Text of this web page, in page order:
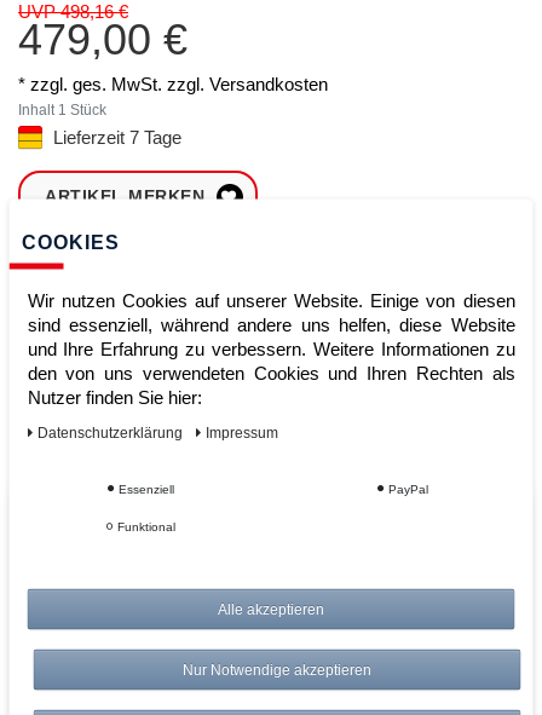
UVP 498,16 €
479,00 €
* zzgl. ges. MwSt. zzgl. Versandkosten
Inhalt 1 Stück
Lieferzeit 7 Tage
ARTIKEL MERKEN
Sofort lieferbar
Vom Profi für Profis - Ihre Vorteile
Versandkostenfrei ab 150€
Risikolos: 14 Tage Rückgabe
COOKIES
Wir nutzen Cookies auf unserer Website. Einige von diesen
sind essenziell, während andere uns helfen, diese Website
und Ihre Erfahrung zu verbessern. Weitere Informationen zu
den von uns verwendeten Cookies und Ihren Rechten als
Nutzer finden Sie hier:
Daten­schutz­erklärung Impressum
Essenziell PayPal
Funktional
Alle akzeptieren
Nur Notwendige akzeptieren